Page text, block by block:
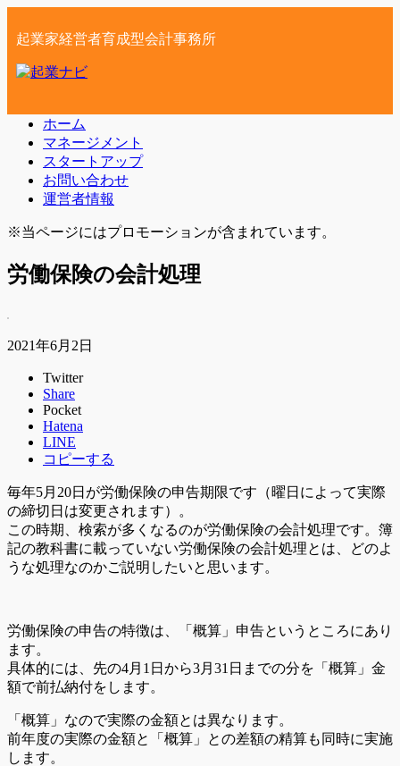
起業家経営者育成型会計事務所
ホーム
マネージメント
スタートアップ
お問い合わせ
運営者情報
※当ページにはプロモーションが含まれています。
労働保険の会計処理
2021年6月2日
Twitter
Share
Pocket
Hatena
LINE
コピーする
毎年5月20日が労働保険の申告期限です（曜日によって実際
の締切日は変更されます）。
この時期、検索が多くなるのが労働保険の会計処理です。簿
記の教科書に載っていない労働保険の会計処理とは、どのよ
うな処理なのかご説明したいと思います。
労働保険の申告の特徴は、「概算」申告というところにあり
ます。
具体的には、先の4月1日から3月31日までの分を「概算」金
額で前払納付をします。
「概算」なので実際の金額とは異なります。
前年度の実際の金額と「概算」との差額の精算も同時に実施
します。